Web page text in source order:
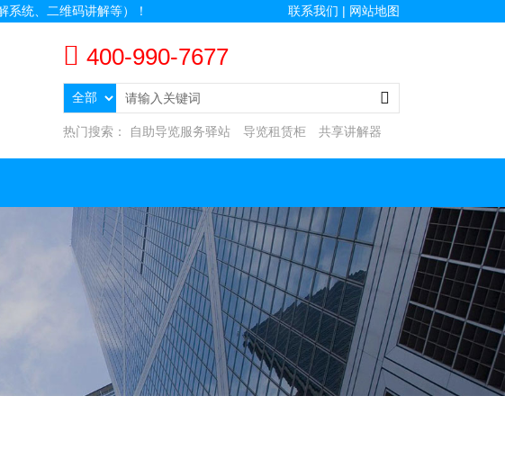
统、二维码讲解等）！ 联系我们 | 网站地图
400-990-7677
热门搜索： 自助导览服务驿站 导览租赁柜 共享讲解器